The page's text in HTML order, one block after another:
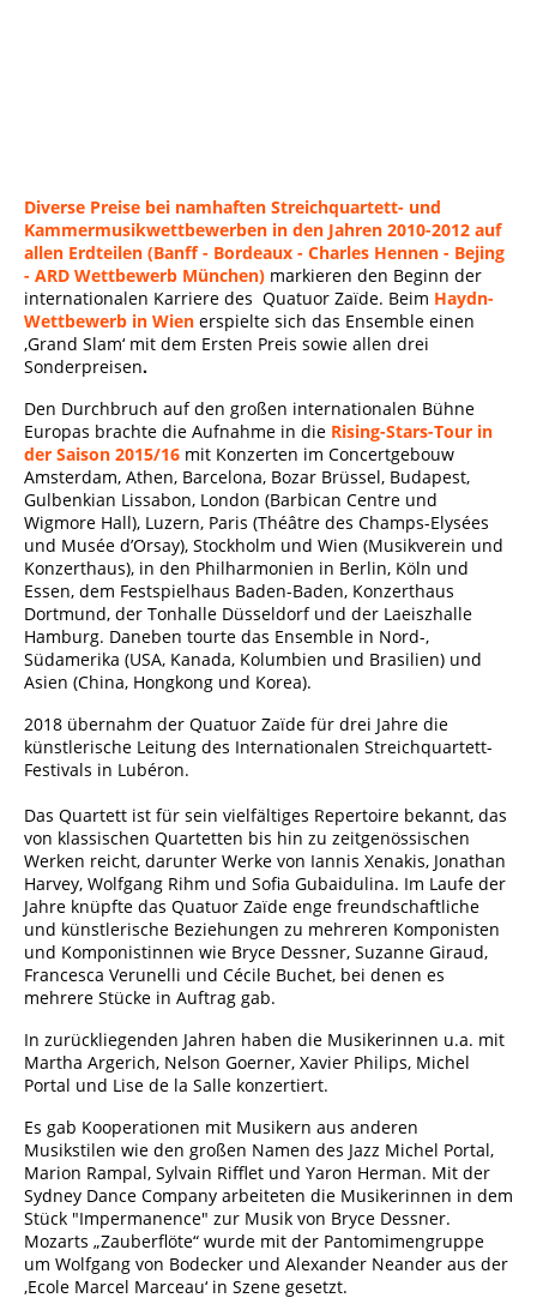
Diverse Preise bei namhaften Streichquartett- und
Kammermusikwettbewerben in den Jahren 2010-2012 auf
allen Erdteilen (Banff - Bordeaux - Charles Hennen - Bejing
- ARD Wettbewerb München) markieren den Beginn der
internationalen Karriere des Quatuor Zaïde. Beim Haydn-
Wettbewerb in Wien erspielte sich das Ensemble einen
‚Grand Slam‘ mit dem Ersten Preis sowie allen drei
Sonderpreisen.
Den Durchbruch auf den großen internationalen Bühne
Europas brachte die Aufnahme in die Rising-Stars-Tour in
der Saison 2015/16 mit Konzerten im Concertgebouw
Amsterdam, Athen, Barcelona, Bozar Brüssel, Budapest,
Gulbenkian Lissabon, London (Barbican Centre und
Wigmore Hall), Luzern, Paris (Théâtre des Champs-Elysées
und Musée d’Orsay), Stockholm und Wien (Musikverein und
Konzerthaus), in den Philharmonien in Berlin, Köln und
Essen, dem Festspielhaus Baden-Baden, Konzerthaus
Dortmund, der Tonhalle Düsseldorf und der Laeiszhalle
Hamburg. Daneben tourte das Ensemble in Nord-,
Südamerika (USA, Kanada, Kolumbien und Brasilien) und
Asien (China, Hongkong und Korea).
2018 übernahm der Quatuor Zaïde für drei Jahre die
künstlerische Leitung des Internationalen Streichquartett-
Festivals in Lubéron.
Das Quartett ist für sein vielfältiges Repertoire bekannt, das
von klassischen Quartetten bis hin zu zeitgenössischen
Werken reicht, darunter Werke von Iannis Xenakis, Jonathan
Harvey, Wolfgang Rihm und Sofia Gubaidulina. Im Laufe der
Jahre knüpfte das Quatuor Zaïde enge freundschaftliche
und künstlerische Beziehungen zu mehreren Komponisten
und Komponistinnen wie Bryce Dessner, Suzanne Giraud,
Francesca Verunelli und Cécile Buchet, bei denen es
mehrere Stücke in Auftrag gab.
In zurückliegenden Jahren haben die Musikerinnen u.a. mit
Martha Argerich, Nelson Goerner, Xavier Philips, Michel
Portal und Lise de la Salle konzertiert.
Es gab Kooperationen mit Musikern aus anderen
Musikstilen wie den großen Namen des Jazz Michel Portal,
Marion Rampal, Sylvain Rifflet und Yaron Herman. Mit der
Sydney Dance Company arbeiteten die Musikerinnen in dem
Stück "Impermanence" zur Musik von Bryce Dessner.
Mozarts „Zauberflöte“ wurde mit der Pantomimengruppe
um Wolfgang von Bodecker und Alexander Neander aus der
‚Ecole Marcel Marceau‘ in Szene gesetzt.